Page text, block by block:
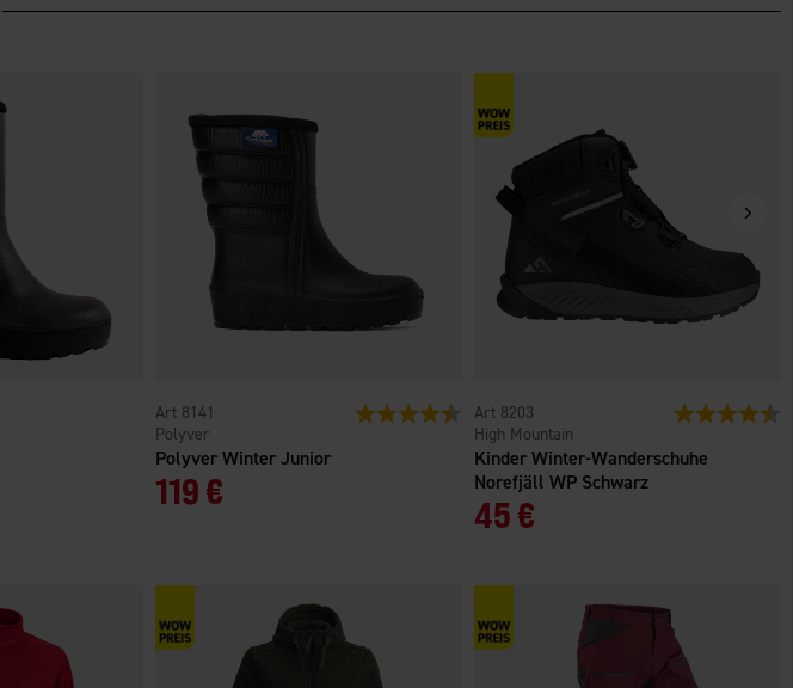
Polyver Winter Junior
Polyver
8141
119 €
Bewertung: 4.7 von 5 Sternen
Kinder Winter-Wanderschuhe
Norefjäll WP Schwarz
High Mountain
8203
45 €
Bewertung: